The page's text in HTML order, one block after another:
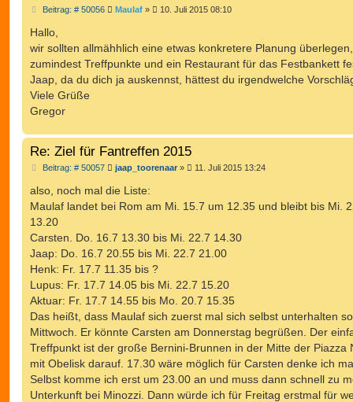
Beitrag: # 50056B
r
a
g
Maulaf» 10. Juli 2015 08:10
Hallo,
wir sollten allmähhlich eine etwas konkretere Planung überlegen,
zumindest Treffpunkte und ein Restaurant für das Festbankett
Jaap, da du dich ja auskennst, hättest du irgendwelche
Viele Grüße
Gregor
Re: Ziel für Fantreffen 2015
Beitrag: # 50057B
r
jaap_toorenaar» 11. Juli 2015 13:24
also, noch mal die Liste:
Maulaf landet bei Rom am Mi. 15.7 um 12.35 und bleibt bis Mi.
13.20
Carsten. Do. 16.7 13.30 bis Mi. 22.7 14.30
Jaap: Do. 16.7 20.55 bis Mi. 22.7 21.00
Henk: Fr. 17.7 11.35 bis ?
Lupus: Fr. 17.7 14.05 bis Mi. 22.7 15.20
Aktuar: Fr. 17.7 14.55 bis Mo. 20.7 15.35
Das heißt, dass Maulaf sich zuerst mal sich selbst unterhalten
Mittwoch. Er könnte Carsten am Donnerstag begrüßen. Der
Treffpunkt ist der große Bernini-Brunnen in der Mitte der Piazza
mit Obelisk darauf. 17.30 wäre möglich für Carsten denke ich
Selbst komme ich erst um 23.00 an und muss dann schnell zu
Unterkunft bei Minozzi. Dann würde ich für Freitag erstmal für